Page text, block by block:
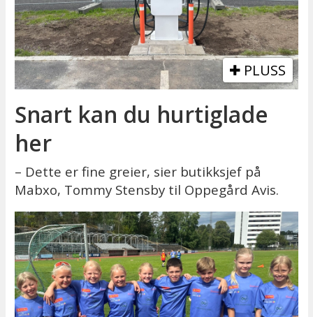
PLUSS
Snart kan du hurtiglade
her
– Dette er fine greier, sier butikksjef på
Mabxo, Tommy Stensby til Oppegård Avis.